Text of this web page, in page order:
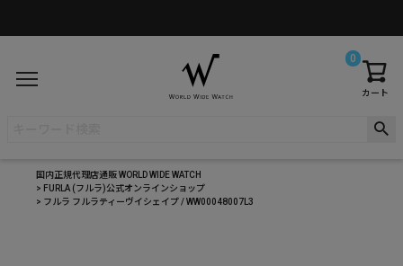
カート
0
国内正規代理店通販 WORLD WIDE WATCH
FURLA (フルラ)公式オンラインショップ
フルラ フルラティーヴイシェイプ / WW00048007L3